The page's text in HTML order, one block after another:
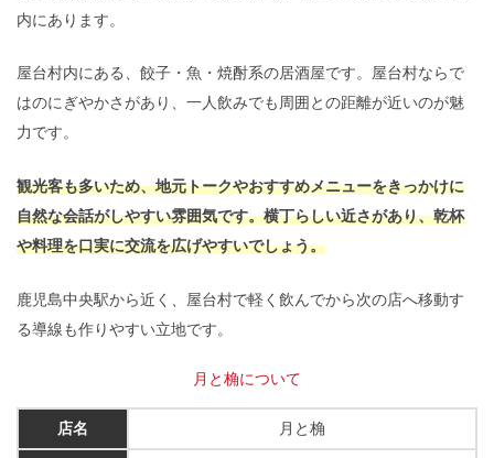
内にあります。
屋台村内にある、餃子・魚・焼酎系の居酒屋です。屋台村ならで
はのにぎやかさがあり、一人飲みでも周囲との距離が近いのが魅
力です。
観光客も多いため、地元トークやおすすめメニューをきっかけに
自然な会話がしやすい雰囲気です。横丁らしい近さがあり、乾杯
や料理を口実に交流を広げやすいでしょう。
鹿児島中央駅から近く、屋台村で軽く飲んでから次の店へ移動す
る導線も作りやすい立地です。
月と桷について
店名 月と桷